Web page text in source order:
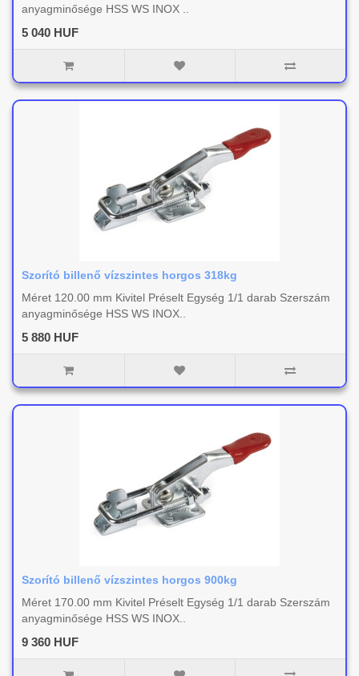
anyagminősége HSS WS INOX ..
5 040 HUF
Szorító billenő vízszintes horgos 318kg
Méret 120.00 mm Kivitel Préselt Egység 1/1 darab Szerszám
anyagminősége HSS WS INOX..
5 880 HUF
Szorító billenő vízszintes horgos 900kg
Méret 170.00 mm Kivitel Préselt Egység 1/1 darab Szerszám
anyagminősége HSS WS INOX..
9 360 HUF